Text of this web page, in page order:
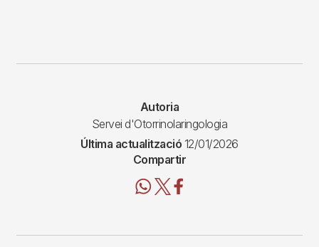
Autoria
Servei d'Otorrinolaringologia
Última actualització 12/01/2026
Compartir